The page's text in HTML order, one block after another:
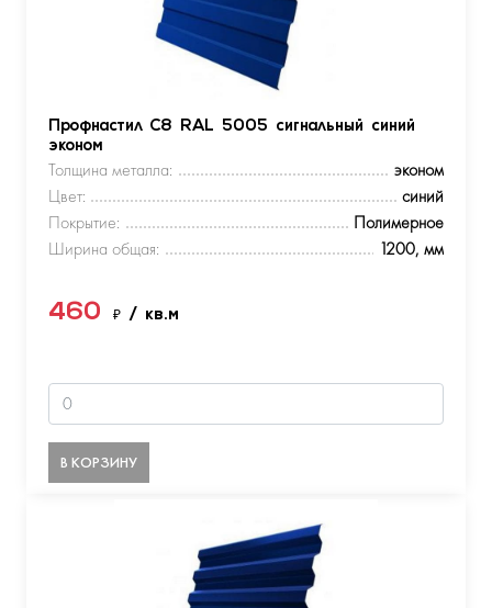
Профнастил С8 RAL 5005 сигнальный синий
эконом
Толщина металла:
эконом
Цвет:
синий
Покрытие:
Полимерное
Ширина общая:
1200, мм
460 ₽ / кв.м
В КОРЗИНУ